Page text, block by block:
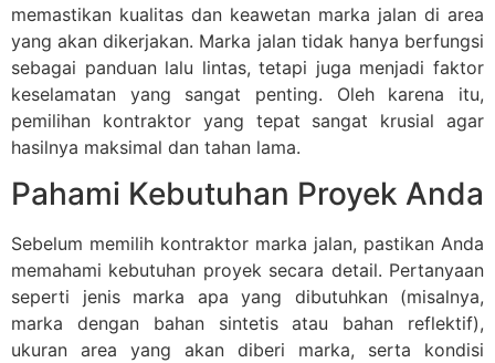
memastikan kualitas dan keawetan marka jalan di area
yang akan dikerjakan. Marka jalan tidak hanya berfungsi
sebagai panduan lalu lintas, tetapi juga menjadi faktor
keselamatan yang sangat penting. Oleh karena itu,
pemilihan kontraktor yang tepat sangat krusial agar
hasilnya maksimal dan tahan lama.
Pahami Kebutuhan Proyek Anda
Sebelum memilih kontraktor marka jalan, pastikan Anda
memahami kebutuhan proyek secara detail. Pertanyaan
seperti jenis marka apa yang dibutuhkan (misalnya,
marka dengan bahan sintetis atau bahan reflektif),
ukuran area yang akan diberi marka, serta kondisi